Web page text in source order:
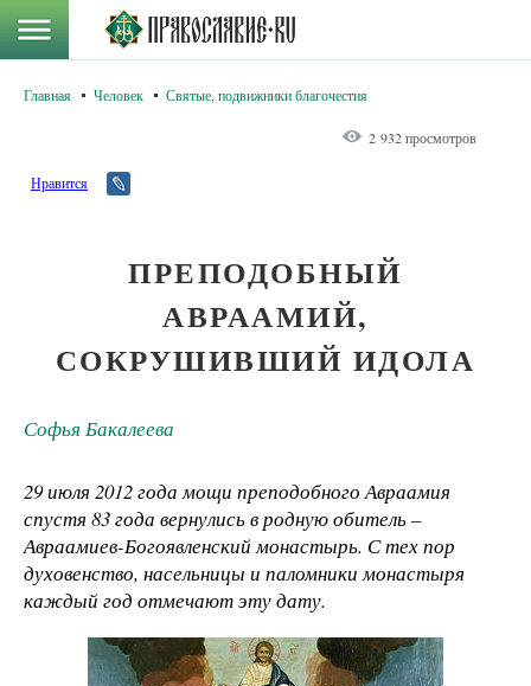
Главная Человек Святые, подвижники благочестия
2 932 просмотров
Нравится
ПРЕПОДОБНЫЙ
АВРААМИЙ,
СОКРУШИВШИЙ ИДОЛА
Софья Бакалеева
29 июля 2012 года мощи преподобного Авраамия
спустя 83 года вернулись в родную обитель –
Авраамиев-Богоявленский монастырь. С тех пор
духовенство, насельницы и паломники монастыря
каждый год отмечают эту дату.